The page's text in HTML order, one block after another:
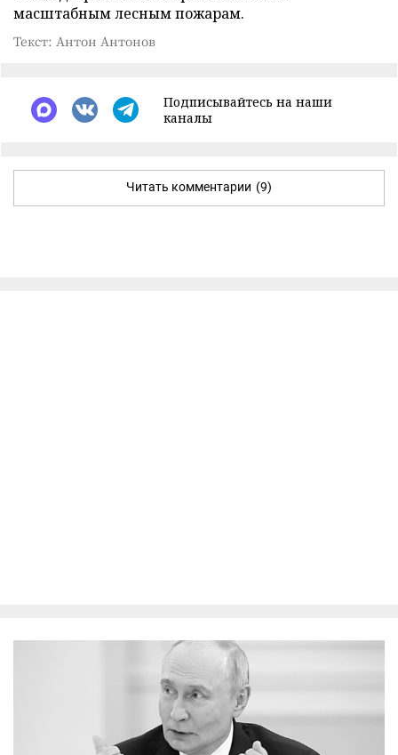
масштабным лесным пожарам.
Текст: Антон Антонов
Подписывайтесь на наши
каналы
Читать комментарии (9)